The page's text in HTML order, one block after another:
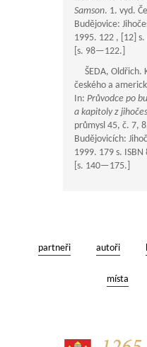
Samson. 1. vyd.
Budějovice:
1995. 122 , [12]
[s. 98—122.]
ŠEDA, Oldřich.
českého a
In: Průvodce po
a kapitoly z
průmysl 45, č. 7,
Budějovicích:
1999. 179 s.
[s. 140—175.]
partneři autoři
místa